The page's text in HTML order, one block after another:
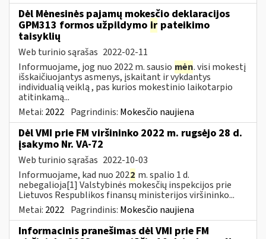
Dėl Mėnesinės pajamų mokesčio deklaracijos
GPM313 formos užpildymo ir pateikimo
taisyklių
Web turinio sąrašas 2022-02-11
Informuojame, jog nuo 2022 m. sausio mėn. visi mokestį
išskaičiuojantys asmenys, įskaitant ir vykdantys
individualią veiklą , pas kurios mokestinio laikotarpio
atitinkamą...
Metai: 2022 Pagrindinis: Mokesčio naujiena
Dėl VMI prie FM viršininko 2022 m. rugsėjo 28 d.
įsakymo Nr. VA-72
Web turinio sąrašas 2022-10-03
Informuojame, kad nuo 2022 m. spalio 1 d.
nebegalioja[1] Valstybinės mokesčių inspekcijos prie
Lietuvos Respublikos finansų ministerijos viršininko...
Metai: 2022 Pagrindinis: Mokesčio naujiena
Informacinis pranešimas dėl VMI prie FM